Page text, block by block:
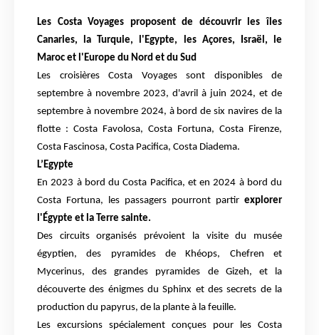
Les Costa Voyages proposent de découvrir les îles
Canaries, la Turquie, l'Egypte, les Açores, Israël, le
Maroc et l'Europe du Nord et du Sud
Les croisières Costa Voyages sont disponibles de
septembre à novembre 2023, d'avril à juin 2024, et de
septembre à novembre 2024, à bord de six navires de la
flotte : Costa Favolosa, Costa Fortuna, Costa Firenze,
Costa Fascinosa, Costa Pacifica, Costa Diadema.
L’Egypte
En 2023 à bord du Costa Pacifica, et en 2024 à bord du
Costa Fortuna, les passagers pourront partir explorer
l'Égypte et la Terre sainte.
Des circuits organisés prévoient la visite du musée
égyptien, des pyramides de Khéops, Chefren et
Mycerinus, des grandes pyramides de Gizeh, et la
découverte des énigmes du Sphinx et des secrets de la
production du papyrus, de la plante à la feuille.
Les excursions spécialement conçues pour les Costa